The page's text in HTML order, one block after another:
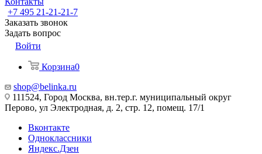
+7 495 21-21-21-7
Заказать звонок
Задать вопрос
Войти
Корзина0
shop@belinka.ru
111524, Город Москва, вн.тер.г. муниципальный округ
Перово, ул Электродная, д. 2, стр. 12, помещ. 17/1
Вконтакте
Одноклассники
Яндекс.Дзен